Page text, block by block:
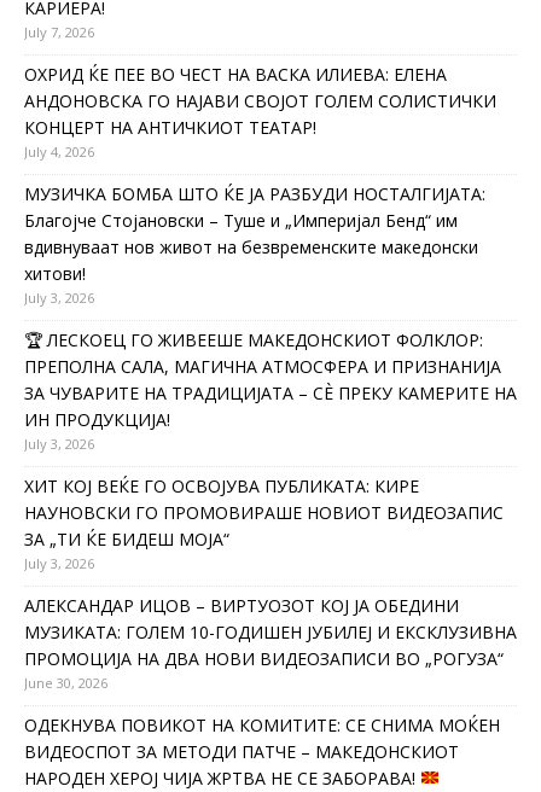
КАРИЕРА!
July 7, 2026
ОХРИД ЌЕ ПЕЕ ВО ЧЕСТ НА ВАСКА ИЛИЕВА: ЕЛЕНА
АНДОНОВСКА ГО НАЈАВИ СВОЈОТ ГОЛЕМ СОЛИСТИЧКИ
КОНЦЕРТ НА АНТИЧКИОТ ТЕАТАР!
July 4, 2026
МУЗИЧКА БОМБА ШТО ЌЕ ЈА РАЗБУДИ НОСТАЛГИЈАТА:
Благојче Стојановски – Туше и „Империјал Бенд“ им
вдивнуваат нов живот на безвременските македонски
хитови!
July 3, 2026
🏆 ЛЕСКОЕЦ ГО ЖИВЕЕШЕ МАКЕДОНСКИОТ ФОЛКЛОР:
ПРЕПОЛНА САЛА, МАГИЧНА АТМОСФЕРА И ПРИЗНАНИЈА
ЗА ЧУВАРИТЕ НА ТРАДИЦИЈАТА – СÈ ПРЕКУ КАМЕРИТЕ НА
ИН ПРОДУКЦИЈА!
July 3, 2026
ХИТ КОЈ ВЕЌЕ ГО ОСВОЈУВА ПУБЛИКАТА: КИРЕ
НАУНОВСКИ ГО ПРОМОВИРАШЕ НОВИОТ ВИДЕОЗАПИС
ЗА „ТИ ЌЕ БИДЕШ МОЈА“
July 3, 2026
АЛЕКСАНДАР ИЦОВ – ВИРТУОЗОТ КОЈ ЈА ОБЕДИНИ
МУЗИКАТА: ГОЛЕМ 10-ГОДИШЕН ЈУБИЛЕЈ И ЕКСКЛУЗИВНА
ПРОМОЦИЈА НА ДВА НОВИ ВИДЕОЗАПИСИ ВО „РОГУЗА“
June 30, 2026
ОДЕКНУВА ПОВИКОТ НА КОМИТИТЕ: СЕ СНИМА МОЌЕН
ВИДЕОСПОТ ЗА МЕТОДИ ПАТЧЕ – МАКЕДОНСКИОТ
НАРОДЕН ХЕРОЈ ЧИЈА ЖРТВА НЕ СЕ ЗАБОРАВА!